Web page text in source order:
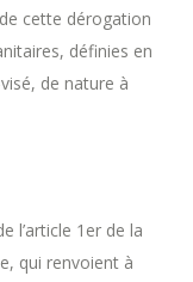
cette dérogation
définies en
de nature à
l’article 1er de la
qui renvoient à